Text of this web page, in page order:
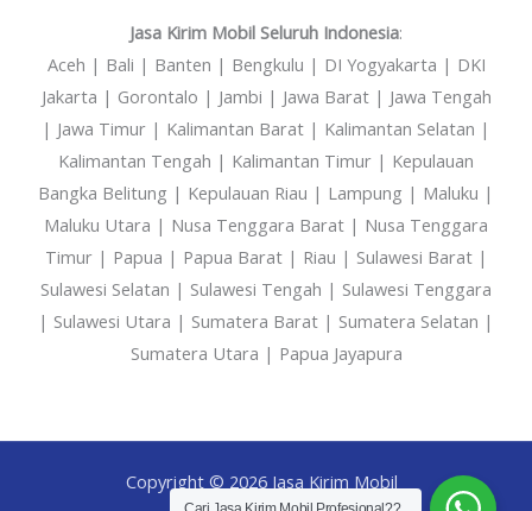
Jasa Kirim Mobil Seluruh Indonesia:
Aceh | Bali | Banten | Bengkulu | DI Yogyakarta | DKI
Jakarta | Gorontalo | Jambi | Jawa Barat | Jawa Tengah
| Jawa Timur | Kalimantan Barat | Kalimantan Selatan |
Kalimantan Tengah | Kalimantan Timur | Kepulauan
Bangka Belitung | Kepulauan Riau | Lampung | Maluku |
Maluku Utara | Nusa Tenggara Barat | Nusa Tenggara
Timur | Papua | Papua Barat | Riau | Sulawesi Barat |
Sulawesi Selatan | Sulawesi Tengah | Sulawesi Tenggara
| Sulawesi Utara | Sumatera Barat | Sumatera Selatan |
Sumatera Utara | Papua Jayapura
Copyright © 2026 Jasa Kirim Mobil